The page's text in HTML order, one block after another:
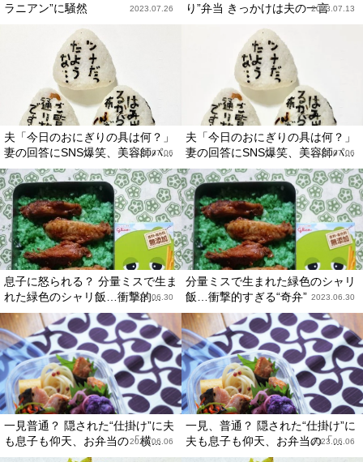
ラニアン”に騒然
2023.07.26
り”弁当 きっかけは夫の一言2023.07.13
夫「今日のおにぎりの具は何？」
妻の回答にSNS爆笑、美容師パ...
2023.07.06
夫「今日のおにぎりの具は何？」
妻の回答にSNS爆笑、美容師パ...
2023.07.06
息子に怒られる？ 分量ミスで生ま
れた緑色のシャリ飯…衝撃的...
2023.06.30
分量ミスで生まれた緑色のシャリ
飯…衝撃的すぎる“奇弁” 2023.06.30
一見普通？ 隠された“仕掛け”に夫
も息子も仰天、お弁当の「横...
2023.06.06
一見、普通？ 隠された“仕掛け”に
夫も息子も仰天、お弁当の「...
2023.06.06